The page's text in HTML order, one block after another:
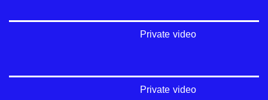
Private video
Private video